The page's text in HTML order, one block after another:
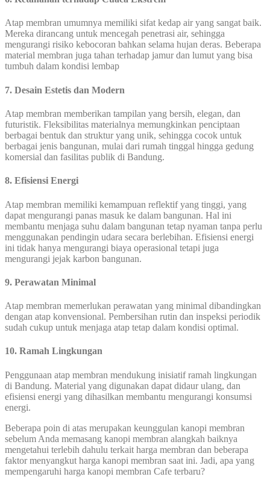
Atap membran umumnya memiliki sifat kedap air yang sangat baik.
Mereka dirancang untuk mencegah penetrasi air, sehingga
mengurangi risiko kebocoran bahkan selama hujan deras. Beberapa
material membran juga tahan terhadap jamur dan lumut yang bisa
tumbuh dalam kondisi lembap
7. Desain Estetis dan Modern
Atap membran memberikan tampilan yang bersih, elegan, dan
futuristik. Fleksibilitas materialnya memungkinkan penciptaan
berbagai bentuk dan struktur yang unik, sehingga cocok untuk
berbagai jenis bangunan, mulai dari rumah tinggal hingga gedung
komersial dan fasilitas publik di Bandung.
8. Efisiensi Energi
Atap membran memiliki kemampuan reflektif yang tinggi, yang
dapat mengurangi panas masuk ke dalam bangunan. Hal ini
membantu menjaga suhu dalam bangunan tetap nyaman tanpa perlu
menggunakan pendingin udara secara berlebihan. Efisiensi energi
ini tidak hanya mengurangi biaya operasional tetapi juga
mengurangi jejak karbon bangunan.
9. Perawatan Minimal
Atap membran memerlukan perawatan yang minimal dibandingkan
dengan atap konvensional. Pembersihan rutin dan inspeksi periodik
sudah cukup untuk menjaga atap tetap dalam kondisi optimal.
10. Ramah Lingkungan
Penggunaan atap membran mendukung inisiatif ramah lingkungan
di Bandung. Material yang digunakan dapat didaur ulang, dan
efisiensi energi yang dihasilkan membantu mengurangi konsumsi
energi.
Beberapa poin di atas merupakan keunggulan kanopi membran
sebelum Anda memasang kanopi membran alangkah baiknya
mengetahui terlebih dahulu terkait harga membran dan beberapa
faktor menyangkut harga kanopi membran saat ini. Jadi, apa yang
mempengaruhi harga kanopi membran Cafe terbaru?